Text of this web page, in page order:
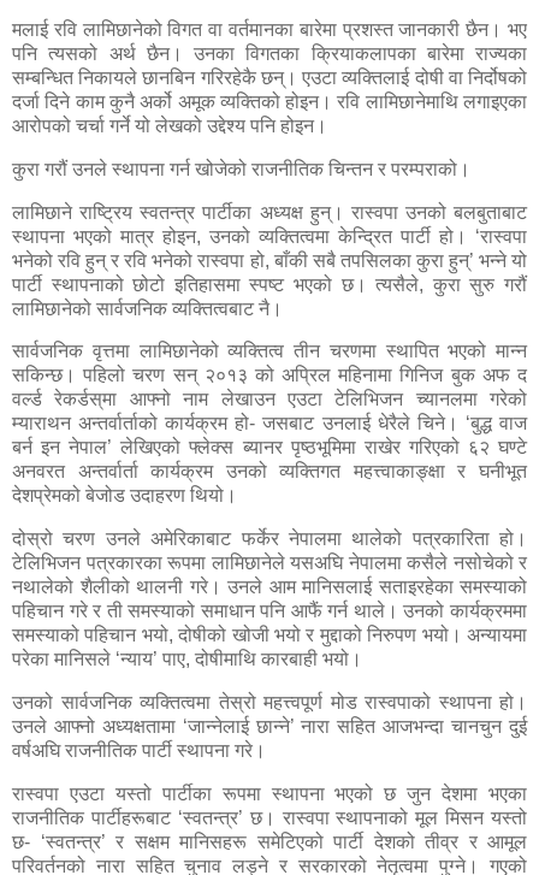
मलाई रवि लामिछानेको विगत वा वर्तमानका बारेमा प्रशस्त जानकारी छैन। भए
पनि त्यसको अर्थ छैन। उनका विगतका क्रियाकलापका बारेमा राज्यका
सम्बन्धित निकायले छानबिन गरिरहेकै छन्। एउटा व्यक्तिलाई दोषी वा निर्दोषको
दर्जा दिने काम कुनै अर्को अमूक व्यक्तिको होइन। रवि लामिछानेमाथि लगाइएका
आरोपको चर्चा गर्ने यो लेखको उद्देश्य पनि होइन।
कुरा गरौं उनले स्थापना गर्न खोजेको राजनीतिक चिन्तन र परम्पराको।
लामिछाने राष्ट्रिय स्वतन्त्र पार्टीका अध्यक्ष हुन्। रास्वपा उनको बलबुताबाट
स्थापना भएको मात्र होइन, उनको व्यक्तित्वमा केन्द्रित पार्टी हो। ‘रास्वपा
भनेको रवि हुन् र रवि भनेको रास्वपा हो, बाँकी सबै तपसिलका कुरा हुन्’ भन्ने यो
पार्टी स्थापनाको छोटो इतिहासमा स्पष्ट भएको छ। त्यसैले, कुरा सुरु गरौं
लामिछानेको सार्वजनिक व्यक्तित्वबाट नै।
सार्वजनिक वृत्तमा लामिछानेको व्यक्तित्व तीन चरणमा स्थापित भएको मान्न
सकिन्छ। पहिलो चरण सन् २०१३ को अप्रिल महिनामा गिनिज बुक अफ द
वर्ल्ड रेकर्डस्‌मा आफ्नो नाम लेखाउन एउटा टेलिभिजन
च्यानलमा गरेको
म्याराथन अन्तर्वार्ताको कार्यक्रम हो- जसबाट उनलाई धेरैले चिने। ‘बुद्ध वाज
बर्न इन नेपाल’ लेखिएको फ्लेक्स ब्यानर पृष्ठभूमिमा राखेर गरिएको ६२ घण्टे
अनवरत अन्तर्वार्ता कार्यक्रम उनको व्यक्तिगत महत्त्वाकाङ्क्षा र घनीभूत
देशप्रेमको बेजोड उदाहरण थियो।
दोस्रो चरण उनले अमेरिकाबाट फर्केर नेपालमा थालेको पत्रकारिता हो।
टेलिभिजन पत्रकारका रूपमा लामिछानेले यसअघि नेपालमा कसैले नसोचेको र
नथालेको शैलीको थालनी गरे। उनले आम मानिसलाई सताइरहेका समस्याको
पहिचान गरे र ती समस्याको समाधान पनि आफैं गर्न थाले। उनको कार्यक्रममा
समस्याको पहिचान भयो,दोषीको खोजी भयो र मुद्दाको निरुपण भयो। अन्यायमा
परेका मानिसले ‘न्याय’ पाए, दोषीमाथि कारबाही भयो।
उनको सार्वजनिक व्यक्तित्वमा तेस्रो महत्त्वपूर्ण मोड रास्वपाको स्थापना हो।
उनले आफ्नो अध्यक्षतामा ‘जान्नेलाई छान्ने’ नारा सहित आजभन्दा चानचुन दुई
वर्षअघि राजनीतिक पार्टी स्थापना गरे।
रास्वपा एउटा यस्तो पार्टीका रूपमा स्थापना भएको छ जुन देशमा भएका
राजनीतिक पार्टीहरूबाट ‘स्वतन्त्र’ छ। रास्वपा स्थापनाको मूल मिसन यस्तो
छ- ‘स्वतन्त्र’ र सक्षम मानिसहरू समेटिएको पार्टी देशको तीव्र र आमूल
परिवर्तनको नारा सहित चुनाव लड्ने र सरकारको नेतृत्वमा पुग्ने। गएको